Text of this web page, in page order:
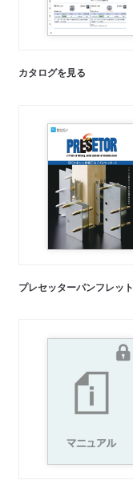
カタログを見る
プレセッターパンフレット